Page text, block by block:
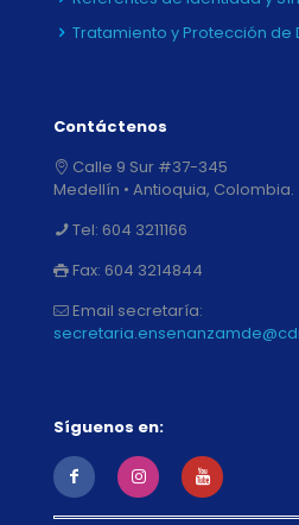
Tratamiento y Protección de
Contáctenos
Calle 9 Sur #37-345
Medellín • Antioquia, Colombia.
Tel: 604 3211166
Fax: 604 3214844
Email secretaría:
Síguenos en: